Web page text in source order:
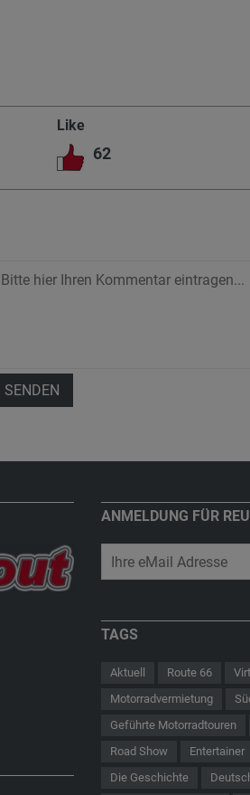
Like
62
SENDEN
Teddy Herz - Der Hauptmann von
ANMELDUNG FÜR
TAGS
Aktuell Route 66
Motorradvermietung
Geführte Motorradtouren
Road Show
Entertainer
Die Geschichte